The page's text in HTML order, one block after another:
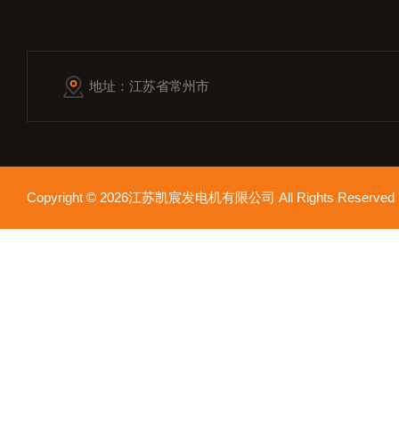
地址：江苏省常州市
Copyright © 2026江苏凯宸发电机有限公司 All Rights